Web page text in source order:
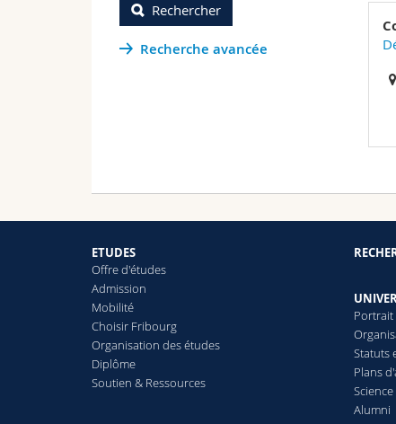
Rechercher
Recherche avancée
ETUDES
Offre d'études
Admission
Mobilité
Choisir Fribourg
Organisation des études
Diplôme
Soutien & Ressources
Portrait
Statuts
Plans
Alumni